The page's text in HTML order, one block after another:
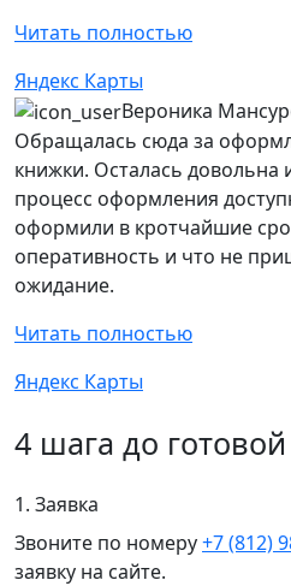
Читать полностью
Яндекс Карты
Вероника
Обращалась сюда за
книжки. Осталась довольна
процесс оформления
оформили в кротчайшие
оперативность и что не
ожидание.
Читать полностью
Яндекс Карты
4 шага до
1. Заявка
Звоните по номеру+7 (812)
заявку на сайте.